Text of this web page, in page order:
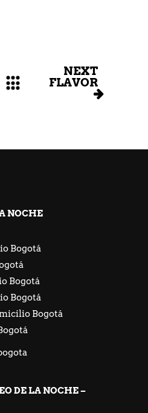
NEXT
FLAVOR
NOCHE
Bogotá
Bogotá
Bogotá
Bogotá
DE LA NOCHE –